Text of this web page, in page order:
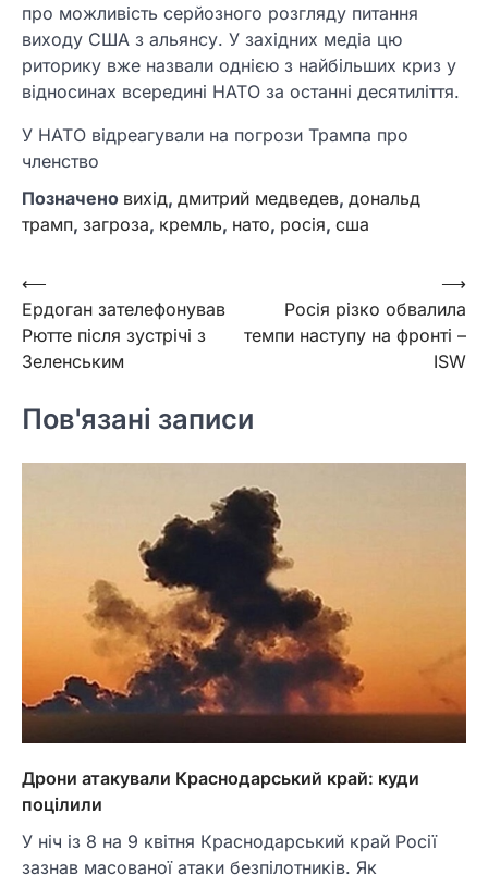
про можливість серйозного розгляду питання
виходу США з альянсу. У західних медіа цю
риторику вже назвали однією з найбільших криз у
відносинах всередині НАТО за останні десятиліття.
У НАТО відреагували на погрози Трампа про
членство
Позначено вихід, дмитрий медведев, дональд
трамп, загроза, кремль, нато, росія, сша
Навігація
записів
⟵
Ердоган зателефонував
Рютте після зустрічі з
Зеленським
Росія різко обвалила
темпи наступу на фронті –
ISW
⟶
Пов'язані записи
Дрони атакували Краснодарський край: куди
поцілили
У ніч із 8 на 9 квітня Краснодарський край Росії
зазнав масованої атаки безпілотників. Як